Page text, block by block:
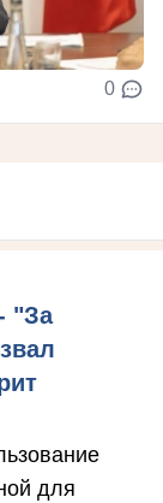
0
"За
для